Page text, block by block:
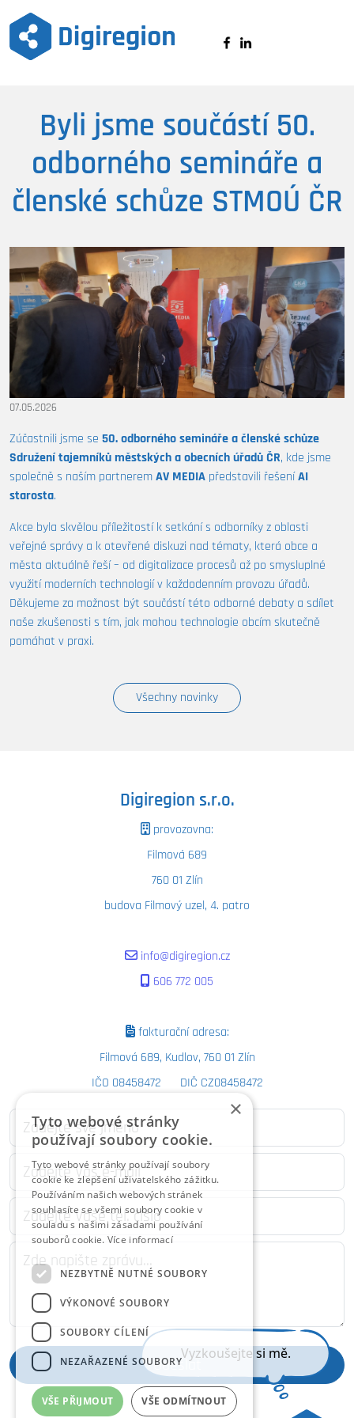
Digiregion
Byli jsme součástí 50.
odborného semináře a
členské schůze STMOÚ ČR
07.05.2026
Zúčastnili jsme se 50. odborného semináře a členské schůze
Sdružení tajemníků městských a obecních úřadů ČR, kde jsme
společně s naším partneremAV MEDIA představili řešeníAI
starosta.
Akce byla skvělou příležitostí k setkání s odborníky z oblasti
veřejné správy a k otevřené diskuzi nad tématy, která obce a
města aktuálně řeší – od digitalizace procesů až po smysluplné
využití moderních technologií v každodenním provozu úřadů.
Děkujeme za možnost být součástí této odborné debaty a sdílet
naše zkušenosti s tím, jak mohou technologie obcím skutečně
pomáhat v praxi.
Všechny novinky
Digiregion s.r.o.
provozovna:
Filmová 689
760 01 Zlín
budova Filmový uzel, 4. patro
info@digiregion.cz
606 772 005
fakturační adresa:
Filmová 689, Kudlov, 760 01 Zlín
IČO 08458472 DIČ CZ08458472
Odeslat
Vyzkoušejte si mě.
×
Tyto webové stránky
používají soubory cookie.
Tyto webové stránky používají soubory
cookie ke zlepšení uživatelského zážitku.
Používáním našich webových stránek
souhlasíte se všemi soubory cookie v
souladu s našimi zásadami používání
souborů cookie. Více informací
NEZBYTNĚ NUTNÉ SOUBORY
VÝKONOVÉ SOUBORY
SOUBORY CÍLENÍ
NEZAŘAZENÉ SOUBORY
VŠE PŘIJMOUT VŠE ODMÍTNOUT